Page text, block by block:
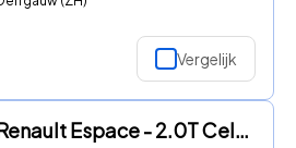
Vergelijk
Renault Espace - 2.0T Celsium Panorama dak l Trekhaak l Tomtom